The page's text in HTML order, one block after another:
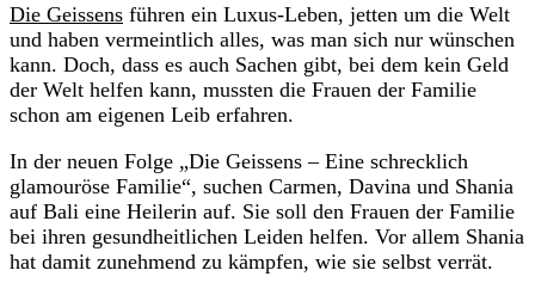
Die Geissens führen ein Luxus-Leben, jetten um die Welt
und haben vermeintlich alles, was man sich nur wünschen
kann. Doch, dass es auch Sachen gibt, bei dem kein Geld
der Welt helfen kann, mussten die Frauen der Familie
schon am eigenen Leib erfahren.
In der neuen Folge „Die Geissens – Eine schrecklich
glamouröse Familie“, suchen Carmen, Davina und Shania
auf Bali eine Heilerin auf. Sie soll den Frauen der Familie
bei ihren gesundheitlichen Leiden helfen. Vor allem Shania
hat damit zunehmend zu kämpfen, wie sie selbst verrät.